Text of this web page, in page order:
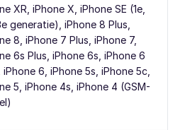
XR, iPhone X, iPhone SE (1e,
generatie), iPhone 8 Plus,
8, iPhone 7 Plus, iPhone 7,
6s Plus, iPhone 6s, iPhone 6
iPhone 6, iPhone 5s, iPhone 5c,
5, iPhone 4s, iPhone 4 (GSM-